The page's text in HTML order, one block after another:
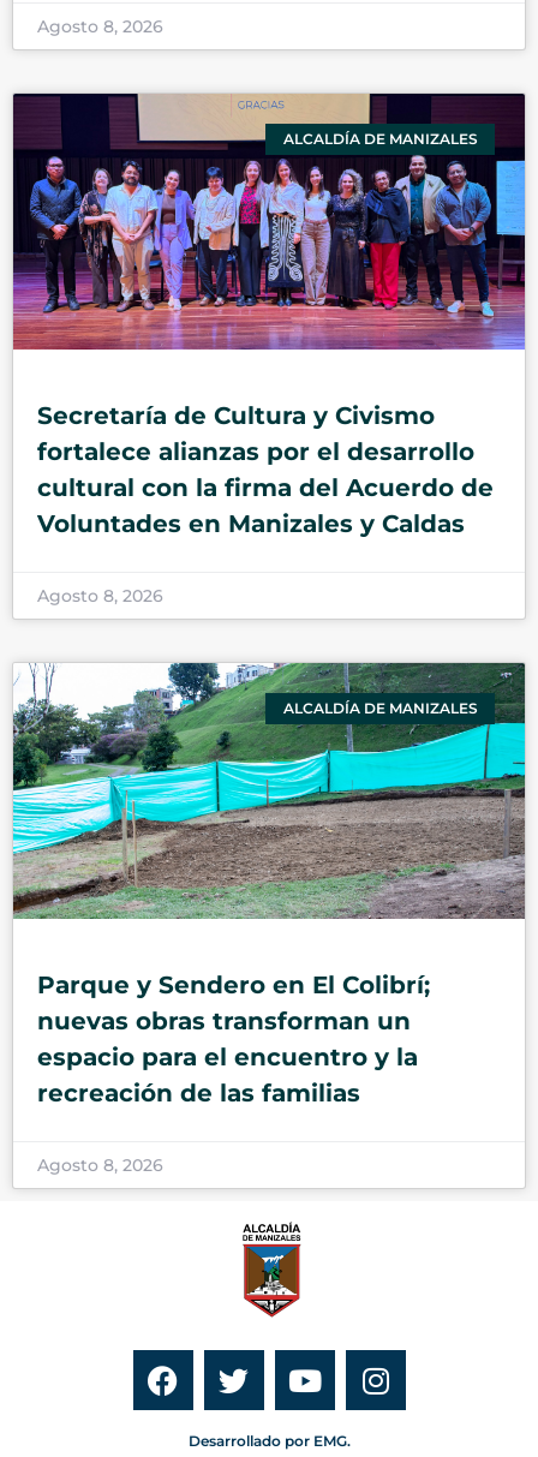
Agosto 8, 2026
ALCALDÍA DE MANIZALES
Secretaría de Cultura y Civismo
fortalece alianzas por el desarrollo
cultural con la firma del Acuerdo de
Voluntades en Manizales y Caldas
Agosto 8, 2026
ALCALDÍA DE MANIZALES
Parque y Sendero en El Colibrí;
nuevas obras transforman un
espacio para el encuentro y la
recreación de las familias
Agosto 8, 2026
Desarrollado por EMG.